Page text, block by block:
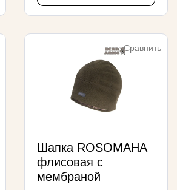
Сравнить
Шапка ROSOMAHA
флисовая с
мембраной